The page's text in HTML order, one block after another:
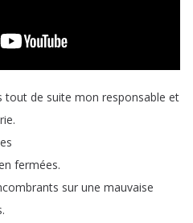
tout de suite mon responsable et
.
fermées.
sur une mauvaise
.